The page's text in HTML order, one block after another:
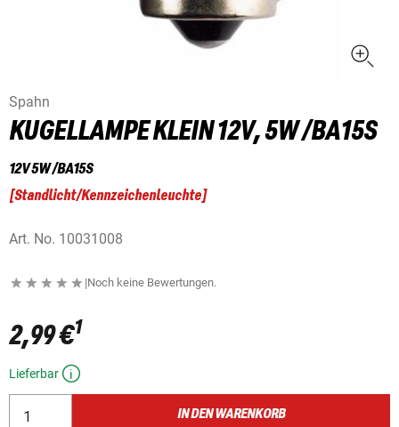
Spahn
KUGELLAMPE KLEIN 12V, 5W /BA15S
12V 5W /BA15S
[Standlicht/Kennzeichenleuchte]
Art. No. 10031008
|Noch keine Bewertungen.
2,99 €1
Lieferbar
IN DEN WARENKORB